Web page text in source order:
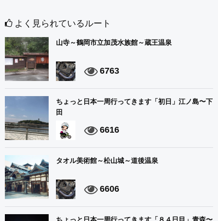
よく見られているルート
山寺～鶴岡市立加茂水族館～蔵王温泉
6763
ちょっと日本一周行ってきます「初日」江ノ島〜下
田
6616
タオル美術館～松山城～道後温泉
6606